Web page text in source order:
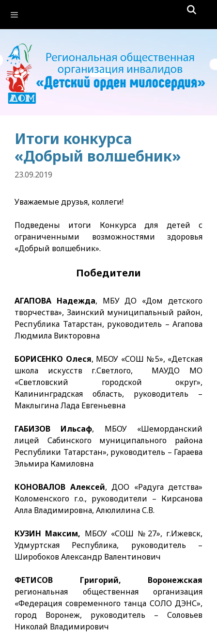
содержимому
Итоги конкурса
«Добрый волшебник»
23.09.2019
Уважаемые друзья, коллеги!
Подведены итоги Конкурса для детей с
ограниченными возможностями здоровья
«Добрый волшебник».
Победители
АГАПОВА Надежда, МБУ ДО «Дом детского
творчества», Заинский муниципальный район,
Республика Татарстан, руководитель – Агапова
Людмила Викторовна
БОРИСЕНКО Олеся, МБОУ «СОШ №5», «Детская
школа искусств г.Светлого, МАУДО МО
«Светловский городской округ»,
Калининградская область, руководитель –
Маклыгина Лада Евгеньевна
ГАБИЗОВ Ильсаф, МБОУ «Шеморданский
лицей Сабинского муниципального района
Республики Татарстан», руководитель – Гараева
Эльмира Камиловна
КОНОВАЛОВ Алексей, ДОО «Радуга детства»
Коломенского г.о., руководители – Кирсанова
Алла Владимировна, Алюлилина С.В.
КУЗИН Максим, МБОУ «СОШ №27», г.Ижевск,
Удмуртская Республика, руководитель –
Широбоков Александр Валентинович
ФЕТИСОВ Григорий, Воронежская
региональная общественная организация
«Федерация современного танца СОЛО ДЭНС»,
город Воронеж, руководитель – Соловьев
Николай Владимирович